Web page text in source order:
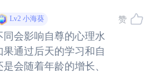
Lv2 小海葵
同会影响自尊的心理水
通过后天的学习和自
会随着年龄的增长、
赞